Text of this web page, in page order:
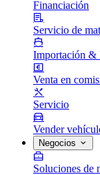
Financiación
Servicio de
Importación &
Venta en
Servicio
Vender
Negocios
Soluciones de